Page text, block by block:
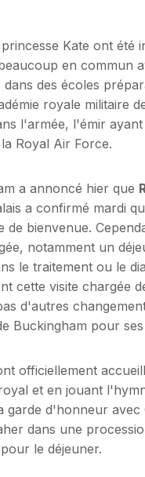
Kate ont été
en commun
des écoles
royale militaire
l'armée, l'émir
Royal Air Force.
a annoncé hier que
a confirmé mardi
de bienvenue.
notamment un
le traitement ou le
cette visite chargée
d'autres
Buckingham pour
officiellement
et en jouant
garde d'honneur
dans une
le déjeuner.